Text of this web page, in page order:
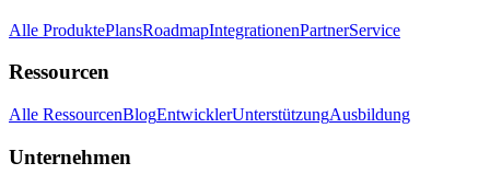
Alle ProduktePlansRoadmapIntegrationenPartnerService
Ressourcen
Alle RessourcenBlogEntwicklerUnterstützungAusbildung
Unternehmen